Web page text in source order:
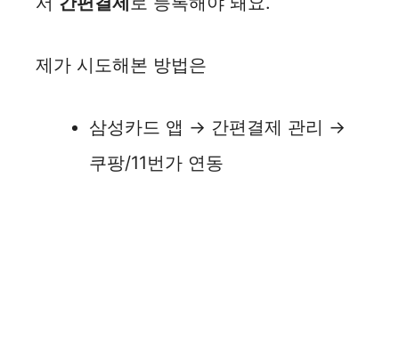
제가 시도해본 방법은
삼성카드 앱 → 간편결제 관리 →
쿠팡/11번가 연동